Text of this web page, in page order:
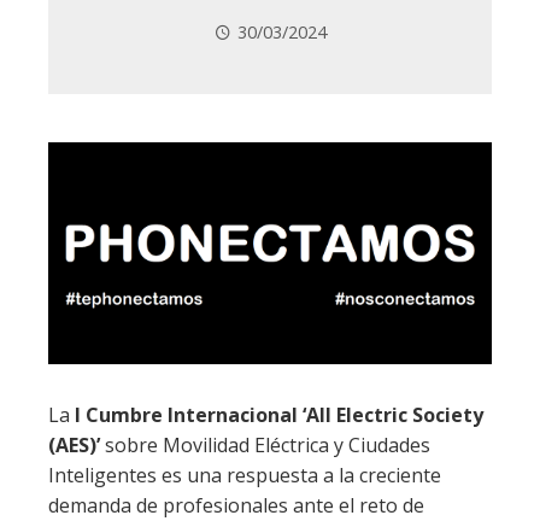
30/03/2024
La I Cumbre Internacional ‘All Electric Society
(AES)’sobre Movilidad Eléctrica y Ciudades
Inteligentes es una respuesta a la creciente
demanda de profesionales ante el reto de